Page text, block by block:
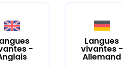
-
Langues
vivantes -
Allemand